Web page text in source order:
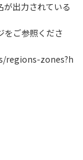
出力されている
をご参照くださ
zones?h